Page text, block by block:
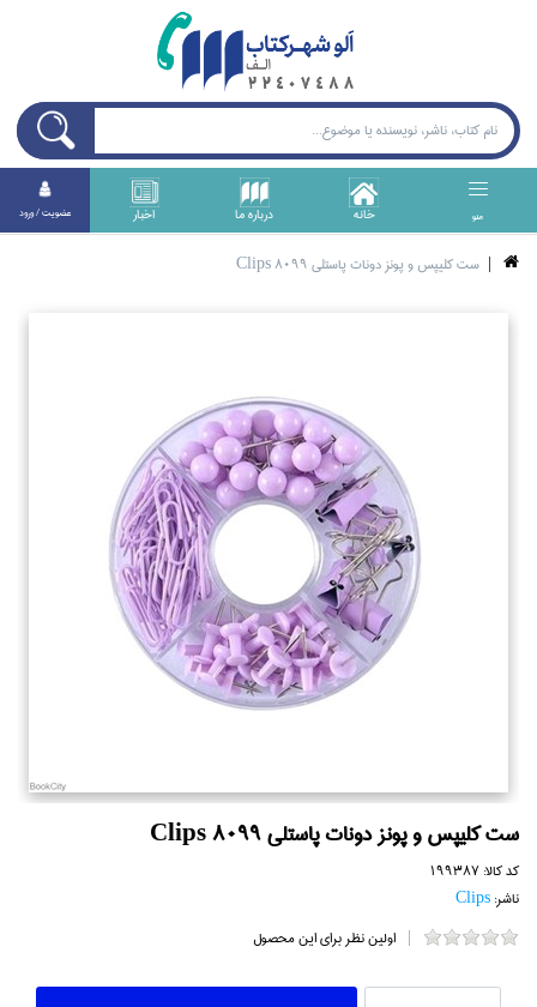
منو خانه درباره ما اخبار عضويت / ورود
ست كليپس و پونز دونات پاستلي Clips 8099
ست كليپس و پونز دونات پاستلي Clips 8099
کد کالا:199387
ناشر:Clips
اولین نظر برای این محصول